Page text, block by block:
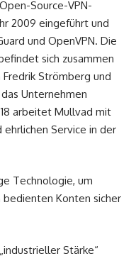
Source-VPN-
2009 eingeführt und
und OpenVPN. Die
sich zusammen
Strömberg und
Unternehmen
arbeitet Mullvad mit
Service in der
Technologie, um
bedienten Konten sicher
Stärke“